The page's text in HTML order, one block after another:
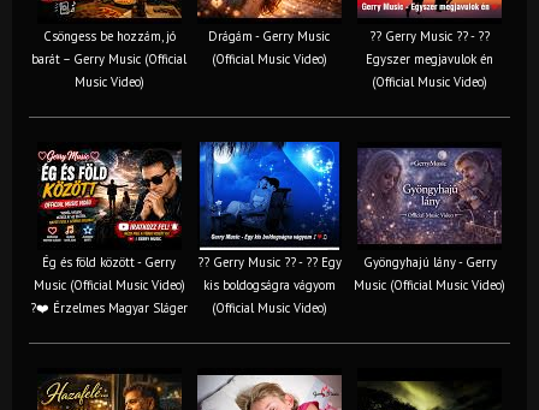
Csöngess be hozzám, jó
barát – Gerry Music (Official
Music Video)
Drágám - Gerry Music
(Official Music Video)
?? Gerry Music ?? - ??
Egyszer megjavulok én
(Official Music Video)
Ég és föld között - Gerry
Music (Official Music Video)
?❤️ Érzelmes Magyar Sláger
?? Gerry Music ?? - ?? Egy
kis boldogságra vágyom
(Official Music Video)
Gyöngyhajú lány - Gerry
Music (Official Music Video)